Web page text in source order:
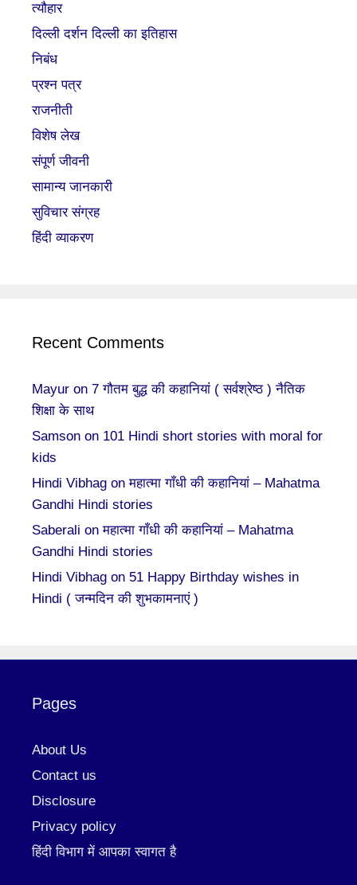
त्यौहार
दिल्ली दर्शन दिल्ली का इतिहास
निबंध
प्रश्न पत्र
राजनीती
विशेष लेख
संपूर्ण जीवनी
सामान्य जानकारी
सुविचार संग्रह
हिंदी व्याकरण
Recent Comments
Mayur on 7 गौतम बुद्ध की कहानियां ( सर्वश्रेष्ठ ) नैतिक
शिक्षा के साथ
Samson on 101 Hindi short stories with moral for
kids
Hindi Vibhag onमहात्मा गाँधी की कहानियां – Mahatma
Gandhi Hindi stories
Saberali onमहात्मा गाँधी की कहानियां – Mahatma
Gandhi Hindi stories
Hindi Vibhag on 51 Happy Birthday wishes in
Hindi ( जन्मदिन की शुभकामनाएं )
Pages
About Us
Contact us
Disclosure
Privacy policy
हिंदी विभाग में आपका स्वागत है